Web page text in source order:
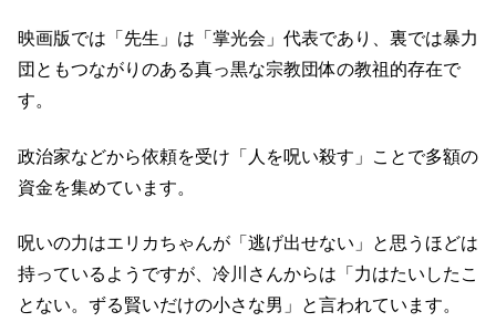
映画版では「先生」は「掌光会」代表であり、裏では暴力
団ともつながりのある真っ黒な宗教団体の教祖的存在で
す。
政治家などから依頼を受け「人を呪い殺す」ことで多額の
資金を集めています。
呪いの力はエリカちゃんが「逃げ出せない」と思うほどは
持っているようですが、冷川さんからは「力はたいしたこ
とない。ずる賢いだけの小さな男」と言われています。